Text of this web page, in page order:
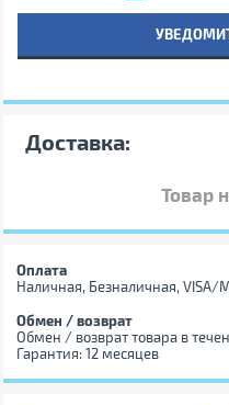
Доставка:
Товар
Оплата
Наличная, Безналичная, VISA/
Обмен / возврат
Обмен / возврат товара в
Гарантия: 12 месяцев